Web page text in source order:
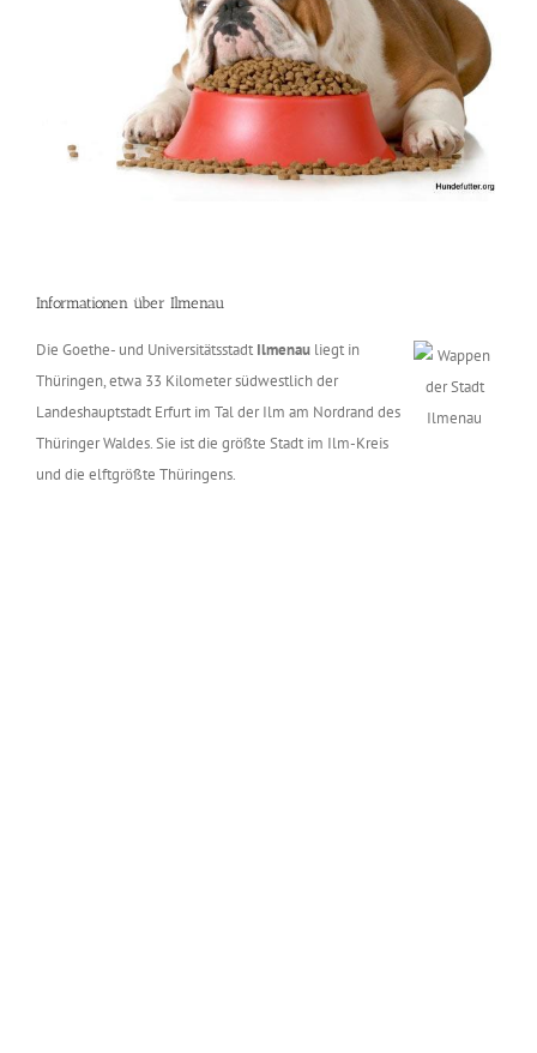
Informationen über Ilmenau
Die Goethe- und Universitätsstadt Ilmenau liegt in
Thüringen, etwa 33 Kilometer südwestlich der
Landeshauptstadt Erfurt im Tal der Ilm am Nordrand des
Thüringer Waldes. Sie ist die größte Stadt im Ilm-Kreis
und die elftgrößte Thüringens.